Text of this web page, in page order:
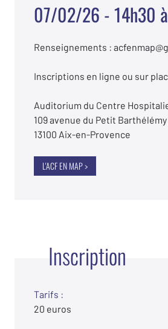
07/02/26 - 14h30
Renseignements :
Inscriptions en ligne ou sur
Auditorium du Centre
109 avenue du Petit Barthélémy
13100 Aix-en-Provence
L'ACF EN MAP >
Inscription
Tarifs :
20 euros